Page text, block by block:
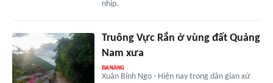
nhịp.
Truông Vực Rắn ở vùng đất Quảng
Nam xưa
Xuân Bính Ngọ - Hiện nay trong dân gian xứ